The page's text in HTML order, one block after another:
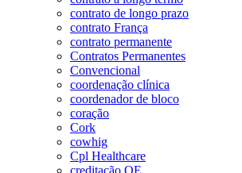
contrato de longo prazo
contrato França
contrato permanente
Contratos Permanentes
Convencional
coordenação clínica
coordenador de bloco
coração
Cork
cowhig
Cpl Healthcare
creditação OE